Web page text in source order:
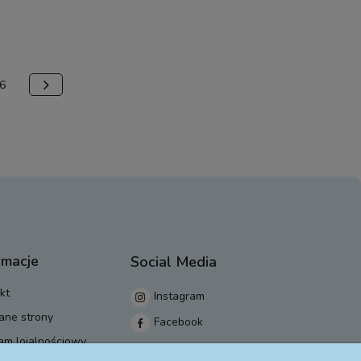
6
strony
lojalnościowy
Social Media
Instagram
Facebook